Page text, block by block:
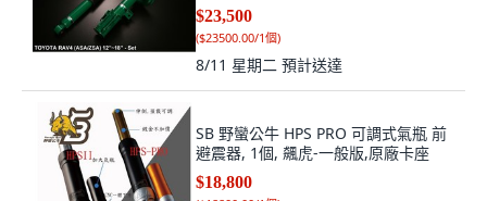
$23,500
($23500.00/1個)
8/11 星期二 預計送達
SB 野蠻公牛 HPS PRO 可調式氣瓶 前
避震器, 1個, 飆虎-一般版,原廠卡座
$18,800